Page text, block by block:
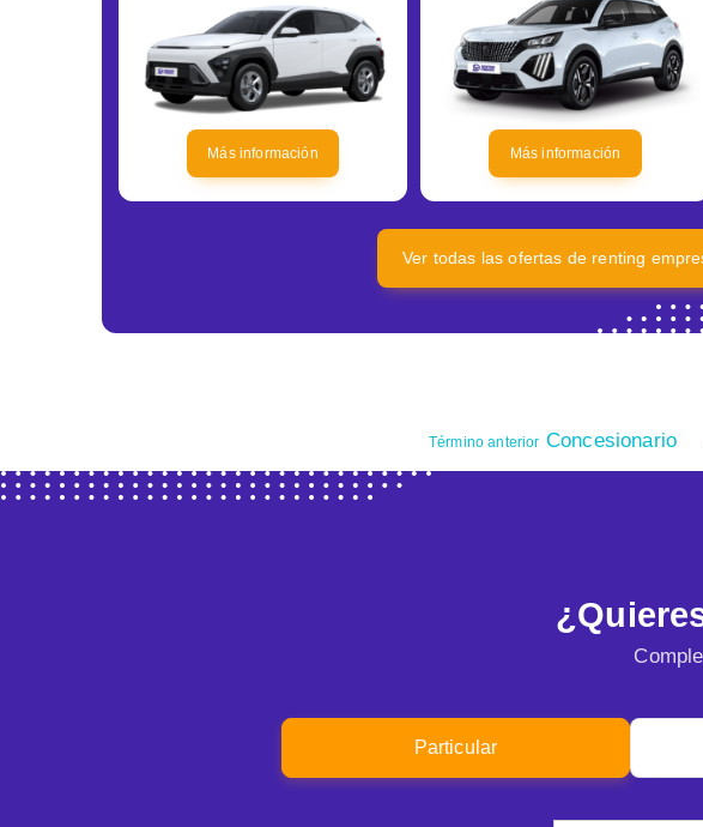
Más información Más información
Ver todas las ofertas de renting
Término anterior Concesionario
Particular